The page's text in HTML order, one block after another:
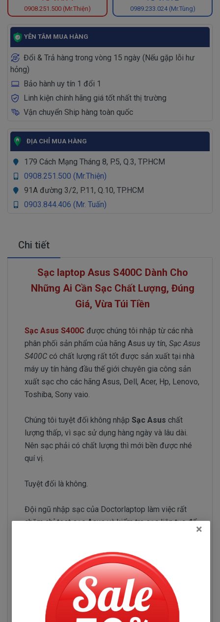
0908.251.500 (Mr.Thiện) 0989.233.024 (Mr.Tùng)
YÊN TÂM MUA HÀNG
Đổi & Trả hàng trong vòng 15 ngày (Nếu gặp lỗi hư
hỏng)
Bảo hành uy tín 1 đổi 1
Linh kiện chính hãng giá tốt nhất thị trường
Vận chuyển Ship hàng toàn quốc
ĐỊA CHỈ MUA HÀNG
179 Cách Mạng Tháng 8, P.5, Q.3, TP.HCM
0908.251.500 (Mr.Thiện)
91A đường 3/2, P.11, Q.10, TP.HCM
0903.844.406 (Mr. Tuấn)
Chi tiết
Sạc laptop Asus S400C Dành Cho
Những Ai Cần Sạc Chất Lượng, Đúng
Giá, Vừa Túi Tiền
Sạc Asus S400C được chúng tôi nhập từ các nhà
phân phối sản phẩm của hãng Asus uy tín, Sạc Asus
S400C có chất lượng rất tốt được sản xuất tại nhà
máy uy tín hàng đầu thế giới chuyên gia công sản
xuất sạc cho các hãng Asus, Dell, Acer, Hp, Lenovo,
Toshiba, Sony vaio.
Chúng tôi tuyệt đối không nhập Sạc Asus chất
lượng thấp, vì sạc sử dụng hàng ngày và lâu dài.
Nên sạc phải có chất lượng thì mới bền được nhé
quí vị.
Tuyệt đối là không.
Đội ngũ nhập sạc của Doctorlaptop làm việc rất
chăm chỉ test sạc Asus và kiểm tra sạc liên tục để
chỉ tuyển chọn những nhà phân phối sạc có uy tín và
Sạc Asus S400C
Những hư hỏng thường gặp
×